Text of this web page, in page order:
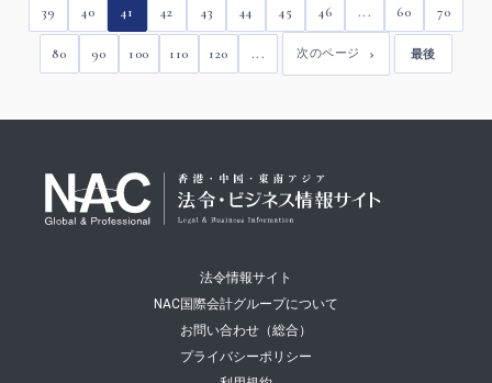
39 40 41 42 43 44 45 46 ... 60 70
80 90 100 110 120 ... 次のページ 最後
法令情報サイト
NAC国際会計グループについて
お問い合わせ（総合）
プライバシーポリシー